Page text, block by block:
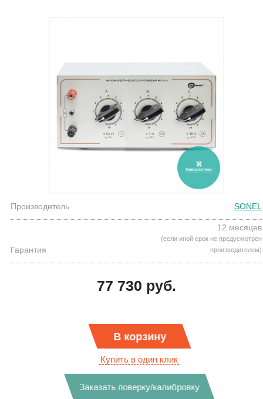
Производитель SONEL
Гарантия
12 месяцев
(если иной срок не предусмотрен
производителем)
77 730 руб.
В корзину
Купить в один клик
Заказать поверку/калибровку